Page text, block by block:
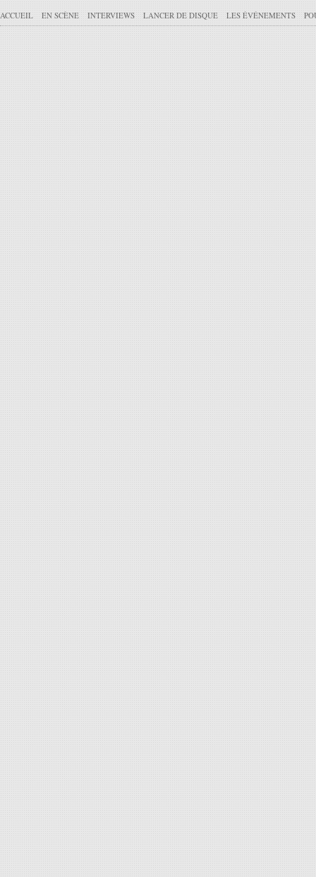
ACCUEIL EN SCÈNE INTERVIEWS LANCER DE DISQUE LES ÉVÉNEMENTS